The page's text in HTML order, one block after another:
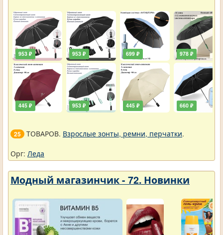
953 ₽
445 ₽
953 ₽
953 ₽
699 ₽
445 ₽
978 ₽
660 ₽
25 ТОВАРОВ. Взрослые зонты, ремни, перчатки.
Орг: Леда
Модный магазинчик - 72. Новинки